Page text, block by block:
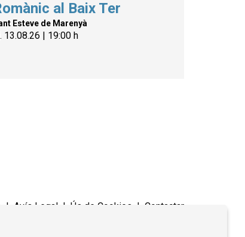
al Baix Ter
Esteve de Marenyà
13.08.26 | 19:00 h
| Avís Legal | Ús de Cookies | Contactar